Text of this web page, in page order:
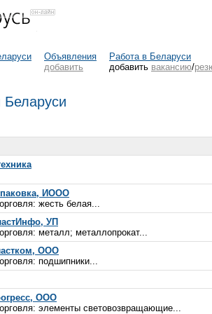
Объявления
добавить
Работа в Беларуси
добавить вакансию/
Беларуси
ИООО
жесть белая...
УП
металл; металлопрокат...
ООО
подшипники...
ООО
элементы световозвращающие...